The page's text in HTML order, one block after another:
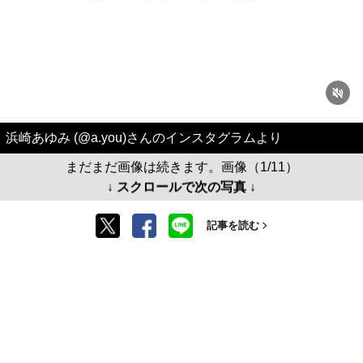
浜崎あゆみ (@a.you)さんのインスタグラムより
まだまだ画像は続きます。画像（1/11）
↓ スクロールで次の写真 ↓
記事を読む